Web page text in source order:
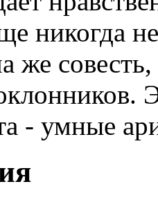
никогда
же
- умные